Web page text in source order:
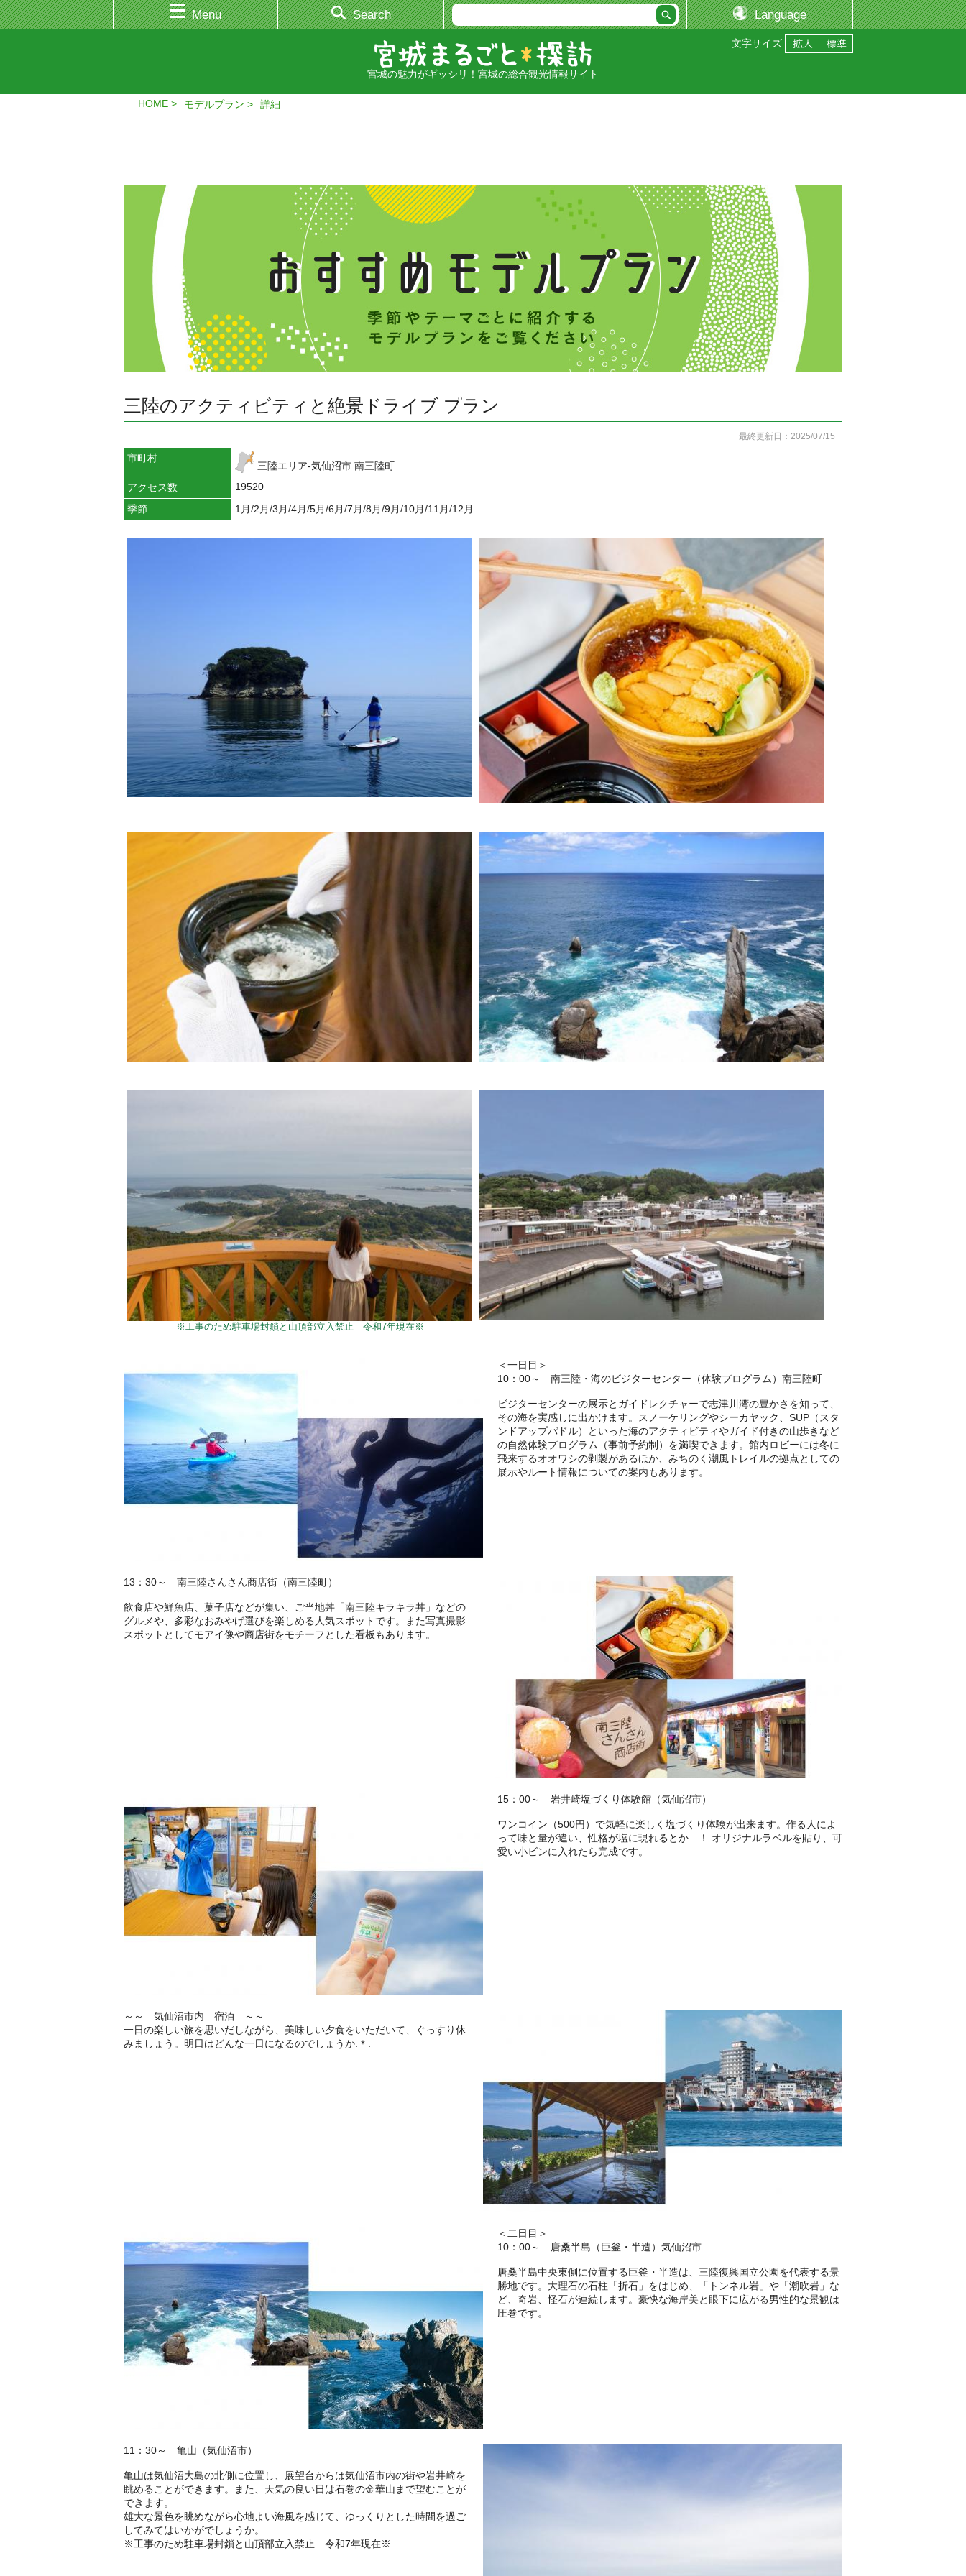
Menu Search Language
文字サイズ
宮城の魅力がギッシリ！宮城の総合観光情報サイト
HOME モデルプラン 詳細
三陸のアクティビティと絶景ドライブ プラン
最終更新日：2025/07/15
市町村
三陸エリア-気仙沼市 南三陸町
アクセス数
19520
季節
1月/2月/3月/4月/5月/6月/7月/8月/9月/10月/11月/12月
※工事のため駐車場封鎖と山頂部立入禁止 令和7年現在※
＜一日目＞
10：00～ 南三陸・海のビジターセンター（体験プログラム）南三陸町
ビジターセンターの展示とガイドレクチャーで志津川湾の豊かさを知って、
その海を実感しに出かけます。スノーケリングやシーカヤック、SUP（スタ
ンドアップパドル）といった海のアクティビティやガイド付きの山歩きなど
の自然体験プログラム（事前予約制）を満喫できます。館内ロビーには冬に
飛来するオオワシの剥製があるほか、みちのく潮風トレイルの拠点としての
展示やルート情報についての案内もあります。
13：30～ 南三陸さんさん商店街（南三陸町）
飲食店や鮮魚店、菓子店などが集い、ご当地丼「南三陸キラキラ丼」などの
グルメや、多彩なおみやげ選びを楽しめる人気スポットです。また写真撮影
スポットとしてモアイ像や商店街をモチーフとした看板もあります。
15：00～ 岩井崎塩づくり体験館（気仙沼市）
ワンコイン（500円）で気軽に楽しく塩づくり体験が出来ます。作る人によ
って味と量が違い、性格が塩に現れるとか…！ オリジナルラベルを貼り、可
愛い小ビンに入れたら完成です。
～～ 気仙沼市内 宿泊 ～～
一日の楽しい旅を思いだしながら、美味しい夕食をいただいて、ぐっすり休
みましょう。明日はどんな一日になるのでしょうか.＊.
＜二日目＞
10：00～ 唐桑半島（巨釜・半造）気仙沼市
唐桑半島中央東側に位置する巨釜・半造は、三陸復興国立公園を代表する景
勝地です。大理石の石柱「折石」をはじめ、「トンネル岩」や「潮吹岩」な
ど、奇岩、怪石が連続します。豪快な海岸美と眼下に広がる男性的な景観は
圧巻です。
11：30～ 亀山（気仙沼市）
亀山は気仙沼大島の北側に位置し、展望台からは気仙沼市内の街や岩井崎を
眺めることができます。また、天気の良い日は石巻の金華山まで望むことが
できます。
雄大な景色を眺めながら心地よい海風を感じて、ゆっくりとした時間を過ご
してみてはいかがでしょうか。
※工事のため駐車場封鎖と山頂部立入禁止 令和7年現在※